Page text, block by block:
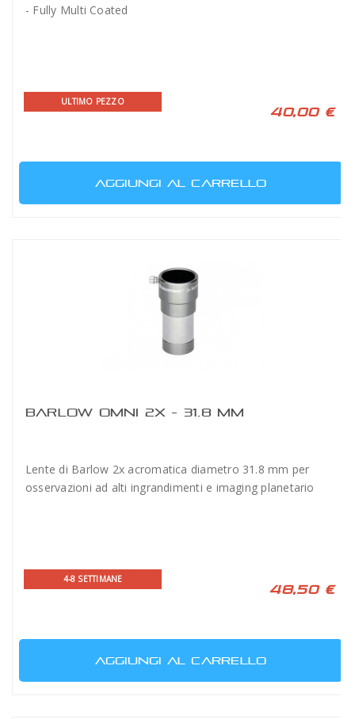
- Fully Multi Coated
ULTIMO PEZZO
40,00 €
AGGIUNGI AL CARRELLO
BARLOW OMNI 2X - 31.8 MM
Lente di Barlow 2x acromatica diametro 31.8 mm per
osservazioni ad alti ingrandimenti e imaging planetario
4-8 SETTIMANE
48,50 €
AGGIUNGI AL CARRELLO